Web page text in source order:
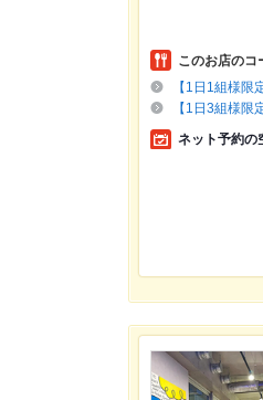
このお店のコ
【1日1組様
【1日3組様
ネット予約の